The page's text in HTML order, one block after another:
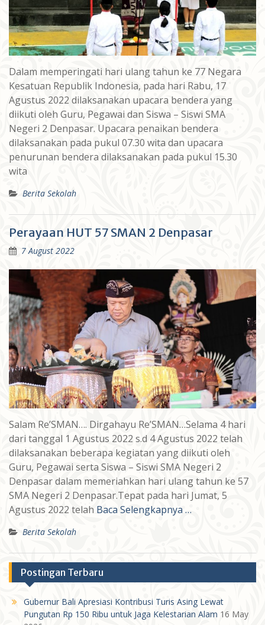
Dalam memperingati hari ulang tahun ke 77 Negara
Kesatuan Republik Indonesia, pada hari Rabu, 17
Agustus 2022 dilaksanakan upacara bendera yang
diikuti oleh Guru, Pegawai dan Siswa – Siswi SMA
Negeri 2 Denpasar. Upacara penaikan bendera
dilaksanakan pada pukul 07.30 wita dan upacara
penurunan bendera dilaksanakan pada pukul 15.30
wita
Berita Sekolah
Perayaan HUT 57 SMAN 2 Denpasar
7 August 2022
Salam Re’SMAN…. Dirgahayu Re’SMAN…Selama 4 hari
dari tanggal 1 Agustus 2022 s.d 4 Agustus 2022 telah
dilaksanakan beberapa kegiatan yang diikuti oleh
Guru, Pegawai serta Siswa – Siswi SMA Negeri 2
Denpasar dalam memeriahkan hari ulang tahun ke 57
SMA Negeri 2 Denpasar.Tepat pada hari Jumat, 5
Agustus 2022 telah Baca Selengkapnya …
Berita Sekolah
Postingan Terbaru
Gubernur Bali Apresiasi Kontribusi Turis Asing Lewat
Pungutan Rp 150 Ribu untuk Jaga Kelestarian Alam 16 May